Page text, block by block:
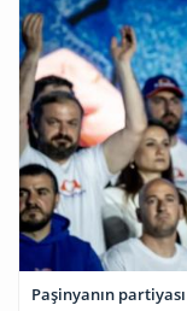
Paşinyanın